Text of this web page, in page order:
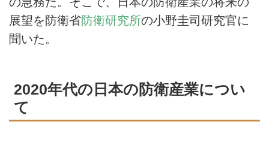
展望を防衛省防衛研究所の小野圭司研究官に
聞いた。
2020年代の日本の防衛産業につい
て